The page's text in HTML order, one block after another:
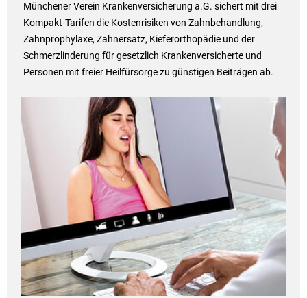
Münchener Verein Krankenversicherung a.G. sichert mit drei
Kompakt-Tarifen die Kostenrisiken von Zahnbehandlung,
Zahnprophylaxe, Zahnersatz, Kieferorthopädie und der
Schmerzlinderung für gesetzlich Krankenversicherte und
Personen mit freier Heilfürsorge zu günstigen Beiträgen ab.